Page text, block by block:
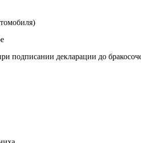
подписании декларации до